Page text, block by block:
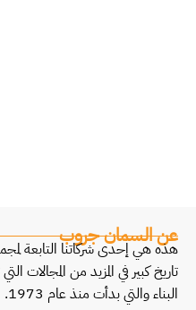
عن السمان جروب
هذه هي إحدى شركاتنا التابعة
تاريخ كبير في المزيد من المجالات
البناء والتي بدأت منذ عام 1973.